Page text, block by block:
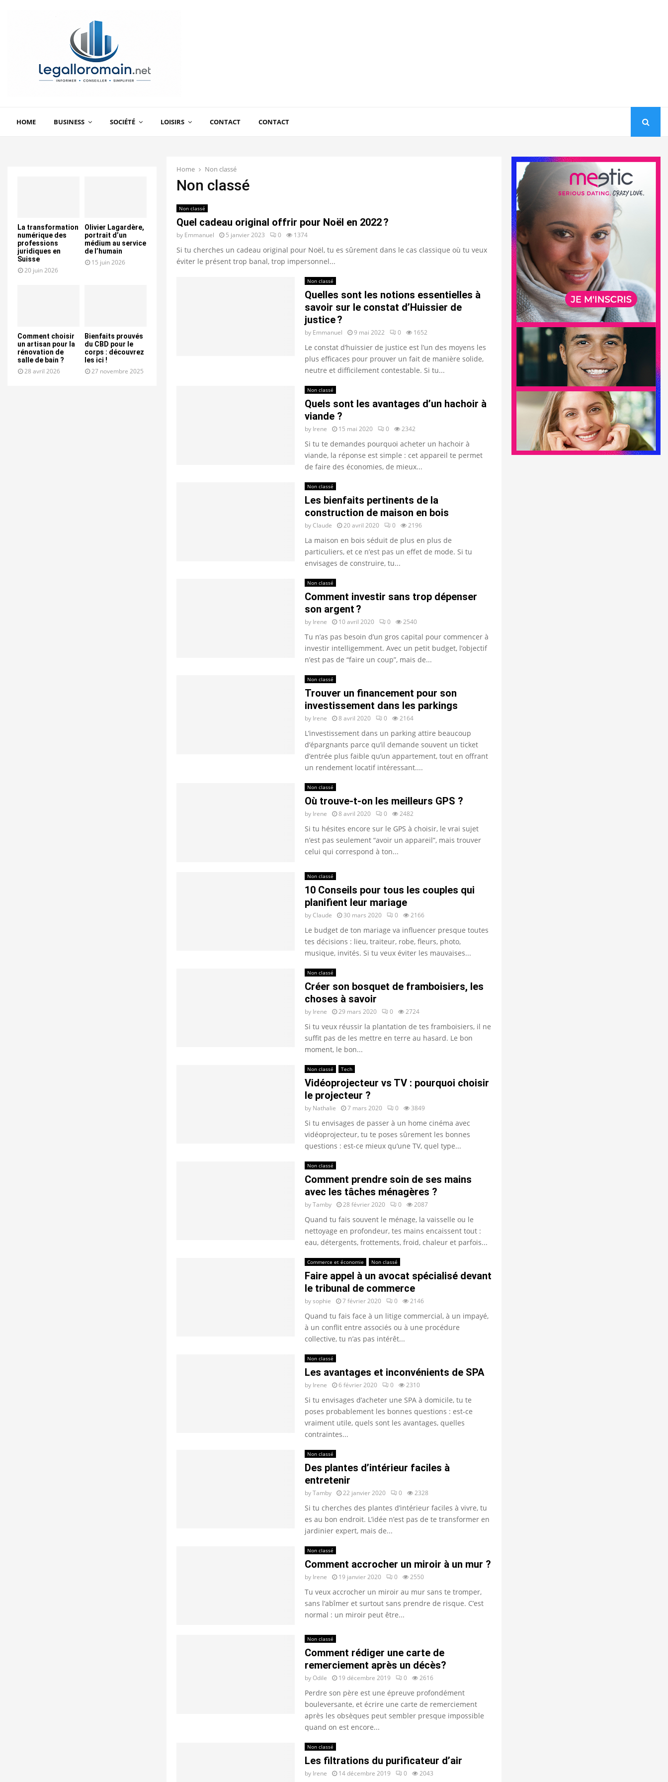
HOME BUSINESS SOCIÉTÉ LOISIRS CONTACT CONTACT
Home Non classé
Non classé
Non classé
Quel cadeau original offrir pour Noël en 2022 ?
by Emmanuel 5 janvier 2023 0 1374
Si tu cherches un cadeau original pour Noël, tu es sûrement dans le cas classique où tu veux
éviter le présent trop banal, trop impersonnel...
Non classé
Quelles sont les notions essentielles à
savoir sur le constat d’Huissier de
justice ?
by Emmanuel 9 mai 2022 0 1652
Le constat d’huissier de justice est l’un des moyens les
plus efficaces pour prouver un fait de manière solide,
neutre et difficilement contestable. Si tu...
Non classé
Quels sont les avantages d’un hachoir à
viande ?
by Irene 15 mai 2020 0 2342
Si tu te demandes pourquoi acheter un hachoir à
viande, la réponse est simple : cet appareil te permet
de faire des économies, de mieux...
Non classé
Les bienfaits pertinents de la
construction de maison en bois
byClaude 20 avril 2020 0 2196
La maison en bois séduit de plus en plus de
particuliers, et ce n’est pas un effet de mode. Si tu
envisages de construire, tu...
Non classé
Comment investir sans trop dépenser
son argent ?
by Irene 10 avril 2020 0 2540
Tu n’as pas besoin d’un gros capital pour commencer à
investir intelligemment. Avec un petit budget, l’objectif
n’est pas de “faire un coup”, mais de...
Non classé
Trouver un financement pour son
investissement dans les parkings
by Irene 8 avril 2020 0 2164
L’investissement dans un parking attire beaucoup
d’épargnants parce qu’il demande souvent un ticket
d’entrée plus faible qu’un appartement, tout en offrant
un rendement locatif intéressant....
Non classé
Où trouve-t-on les meilleurs GPS ?
by Irene 8 avril 2020 0 2482
Si tu hésites encore sur le GPS à choisir, le vrai sujet
n’est pas seulement “avoir un appareil”, mais trouver
celui qui correspond à ton...
Non classé
10 Conseils pour tous les couples qui
planifient leur mariage
byClaude 30 mars 2020 0 2166
Le budget de ton mariage va influencer presque toutes
tes décisions : lieu, traiteur, robe, fleurs, photo,
musique, invités. Si tu veux éviter les mauvaises...
Non classé
Créer son bosquet de framboisiers, les
choses à savoir
by Irene 29 mars 2020 0 2724
Si tu veux réussir la plantation de tes framboisiers, il ne
suffit pas de les mettre en terre au hasard. Le bon
moment, le bon...
Non classé Tech
Vidéoprojecteur vs TV : pourquoi choisir
le projecteur ?
by Nathalie 7 mars 2020 0 3849
Si tu envisages de passer à un home cinéma avec
vidéoprojecteur, tu te poses sûrement les bonnes
questions : est-ce mieux qu’une TV, quel type...
Non classé
Comment prendre soin de ses mains
avec les tâches ménagères ?
byTamby 28 février 2020 0 2087
Quand tu fais souvent le ménage, la vaisselle ou le
nettoyage en profondeur, tes mains encaissent tout :
eau, détergents, frottements, froid, chaleur et parfois...
Commerce et économie Non classé
Faire appel à un avocat spécialisé devant
le tribunal de commerce
bysophie 7 février 2020 0 2146
Quand tu fais face à un litige commercial, à un impayé,
à un conflit entre associés ou à une procédure
collective, tu n’as pas intérêt...
Non classé
Les avantages et inconvénients de SPA
by Irene 6 février 2020 0 2310
Si tu envisages d’acheter une SPA à domicile, tu te
poses probablement les bonnes questions : est-ce
vraiment utile, quels sont les avantages, quelles
contraintes...
Non classé
Des plantes d’intérieur faciles à
entretenir
byTamby 22 janvier 2020 0 2328
Si tu cherches des plantes d’intérieur faciles à vivre, tu
es au bon endroit. L’idée n’est pas de te transformer en
jardinier expert, mais de...
Non classé
Comment accrocher un miroir à un mur ?
by Irene 19 janvier 2020 0 2550
Tu veux accrocher un miroir au mur sans te tromper,
sans l’abîmer et surtout sans prendre de risque. C’est
normal : un miroir peut être...
Non classé
Comment rédiger une carte de
remerciement après un décès?
byOdile 19 décembre 2019 0 2616
Perdre son père est une épreuve profondément
bouleversante, et écrire une carte de remerciement
après les obsèques peut sembler presque impossible
quand on est encore...
Non classé
Les filtrations du purificateur d’air
by Irene 14 décembre 2019 0 2043
La transformation
numérique des
professions
juridiques en
Suisse
20 juin 2026
Olivier Lagardère,
portrait d’un
médium au service
de l’humain
15 juin 2026
Comment choisir
un artisan pour la
rénovation de
salle de bain ?
28 avril 2026
Bienfaits prouvés
du CBD pour le
corps : découvrez
les ici !
27 novembre 2025